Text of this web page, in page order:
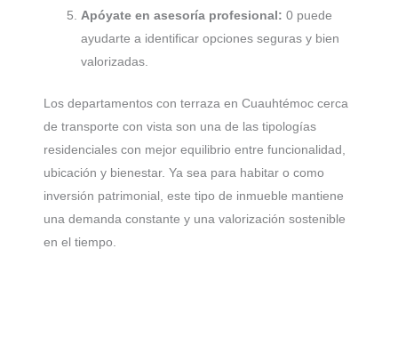
Apóyate en asesoría profesional: 0 puede
ayudarte a identificar opciones seguras y bien
valorizadas.
Los departamentos con terraza en Cuauhtémoc cerca
de transporte con vista son una de las tipologías
residenciales con mejor equilibrio entre funcionalidad,
ubicación y bienestar. Ya sea para habitar o como
inversión patrimonial, este tipo de inmueble mantiene
una demanda constante y una valorización sostenible
en el tiempo.